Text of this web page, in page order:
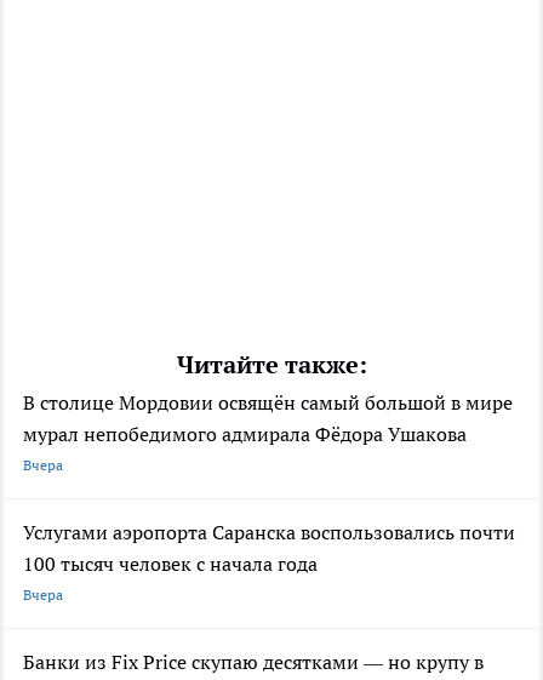
Читайте также:
В столице Мордовии освящён самый большой в мире
мурал непобедимого адмирала Фёдора Ушакова
Вчера
Услугами аэропорта Саранска воспользовались почти
100 тысяч человек с начала года
Вчера
Банки из Fix Price скупаю десятками — но крупу в